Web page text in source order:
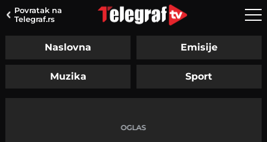
Povratak na
Telegraf.rs
Naslovna Emisije
Muzika Sport